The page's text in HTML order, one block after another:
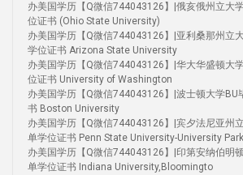
办美国学历【Q微信744043126】|俄亥俄州立大
位证书 (Ohio State University)
办美国学历【Q微信744043126】|亚利桑那州立
学位证书 Arizona State University
办美国学历【Q微信744043126】|华大华盛顿大
位证书 University of Washington
办美国学历【Q微信744043126】|波士顿大学BU
书 Boston University
办美国学历【Q微信744043126】|宾夕法尼亚州
单学位证书 Penn State University-University Park
办美国学历【Q微信744043126】|印第安纳伯明
单学位证书 Indiana University,Bloomingto